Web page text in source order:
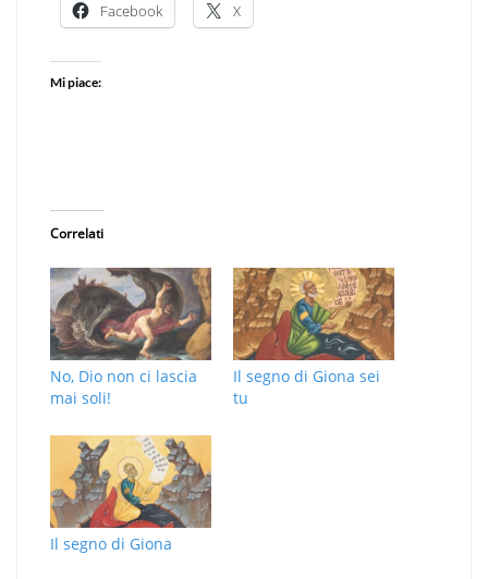
Facebook X
Mi piace:
Correlati
No, Dio non ci lascia
mai soli!
Il segno di Giona sei
tu
Il segno di Giona